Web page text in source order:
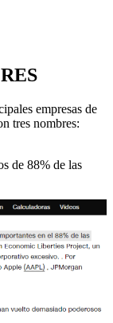
empresas de
tres nombres:
de 88% de las